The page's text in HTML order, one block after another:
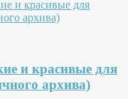
и красивые для
архива)